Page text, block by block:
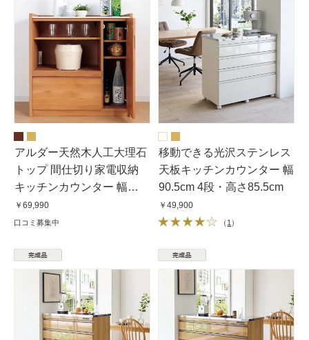
アルダー天然木人工大理石
トップ 間仕切り家電収納
キッチンカウンター 幅
90cm
￥69,990
口コミ募集中
移動できる光沢ステンレス
天板キッチンカウンター 幅
90.5cm 4段・高さ85.5cm
￥49,900
（ 1 ）